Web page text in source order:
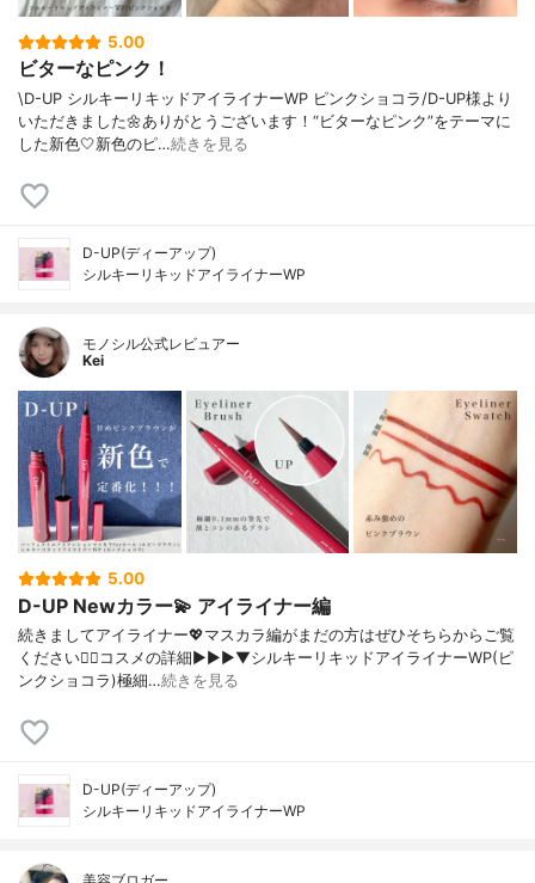
5.00
ビターなピンク！
\D-UP シルキーリキッドアイライナーWP ピンクショコラ/D-UP様より
いただきました🌼ありがとうございます！“ビターなピンク”をテーマに
した新色🤍新色のピ…続きを見る
D-UP(ディーアップ)
シルキーリキッドアイライナーWP
モノシル公式レビュアー
Kei
5.00
D-UP Newカラー💫 アイライナー編
続きましてアイライナー💖マスカラ編がまだの方はぜひそちらからご覧
ください🙋‍♀️コスメの詳細▶︎▶︎▶︎▼シルキーリキッドアイライナーWP(ピ
ンクショコラ)極細…続きを見る
D-UP(ディーアップ)
シルキーリキッドアイライナーWP